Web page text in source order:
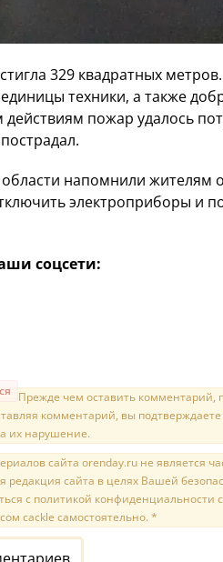
329 квадратных
техники, а также
пожар удалось
напомнили жителям
электроприборы и
соцсети:
Прежде чем оставить комментарий,
комментарий, вы
их нарушение.
сайта orenday.ru не является
сайта в целях Вашей
с политикой конфиденциальности
cackle самостоятельно. *